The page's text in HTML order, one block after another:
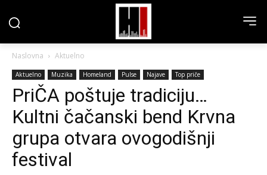
Naslovna Aktuelno
Aktuelno Muzika Homeland Pulse Najave Top priče
PriČA poštuje tradiciju…
Kultni čačanski bend Krvna
grupa otvara ovogodišnji
festival